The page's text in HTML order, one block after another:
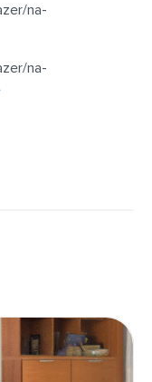
na-
na-